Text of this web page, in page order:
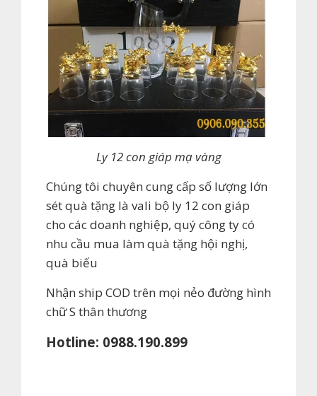
Ly 12 con giáp mạ vàng
Chúng tôi chuyên cung cấp số lượng lớn
sét quà tặng là vali bộ ly 12 con giáp
cho các doanh nghiệp, quý công ty có
nhu cầu mua làm quà tặng hội nghị,
quà biếu
Nhận ship COD trên mọi nẻo đường hình
chữ S thân thương
Hotline: 0988.190.899